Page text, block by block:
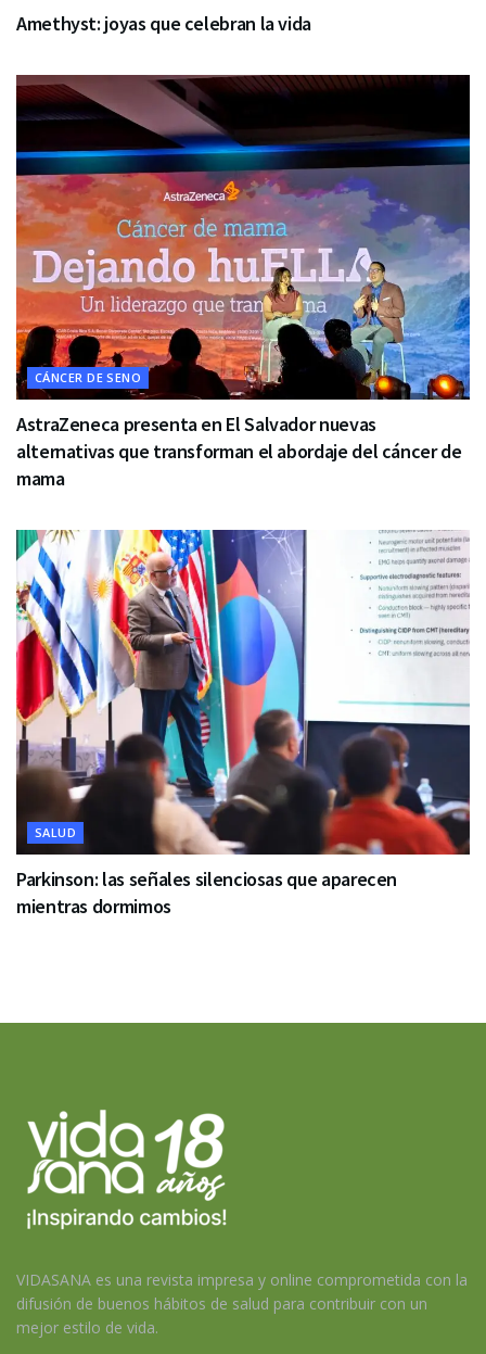
Amethyst: joyas que celebran la vida
CÁNCER DE SENO
AstraZeneca presenta en El Salvador nuevas
alternativas que transforman el abordaje del cáncer de
mama
SALUD
Parkinson: las señales silenciosas que aparecen
mientras dormimos
VIDASANA es una revista impresa y online comprometida con la
difusión de buenos hábitos de salud para contribuir con un
mejor estilo de vida.